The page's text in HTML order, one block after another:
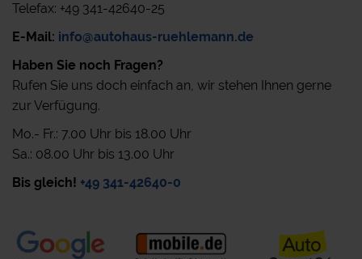
Telefax: +49 341-42640-25
E-Mail: info@autohaus-ruehlemann.de
Haben Sie noch Fragen?
Rufen Sie uns doch einfach an, wir stehen Ihnen gerne
zur Verfügung.
Mo.- Fr.: 7.00 Uhr bis 18.00 Uhr
Sa.: 08.00 Uhr bis 13.00 Uhr
Bis gleich! +49 341-42640-0